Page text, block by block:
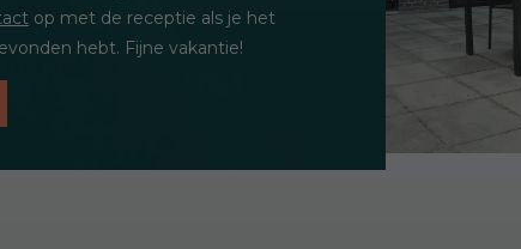
op met de receptie als je het
hebt. Fijne vakantie!